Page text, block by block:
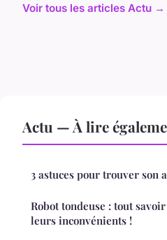
Voir tous les articles Actu →
Actu — À lire
3 astuces pour trouver son
Robot tondeuse : tout
leurs inconvénients !